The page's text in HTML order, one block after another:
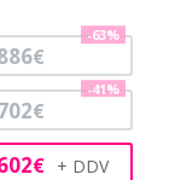
€
€
-41%
€
-63%